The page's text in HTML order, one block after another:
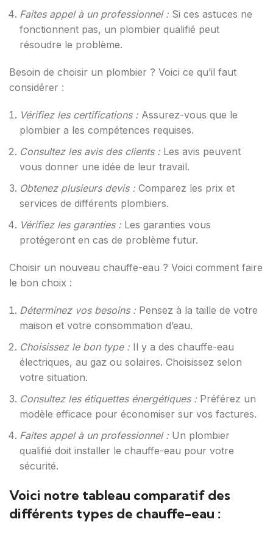
Faites appel à un professionnel : Si ces astuces ne
fonctionnent pas, un plombier qualifié peut
résoudre le problème.
Besoin de choisir un plombier ? Voici ce qu’il faut
considérer :
Vérifiez les certifications : Assurez-vous que le
plombier a les compétences requises.
Consultez les avis des clients : Les avis peuvent
vous donner une idée de leur travail.
Obtenez plusieurs devis : Comparez les prix et
services de différents plombiers.
Vérifiez les garanties : Les garanties vous
protégeront en cas de problème futur.
Choisir un nouveau chauffe-eau ? Voici comment faire
le bon choix :
Déterminez vos besoins : Pensez à la taille de votre
maison et votre consommation d’eau.
Choisissez le bon type : Il y a des chauffe-eau
électriques, au gaz ou solaires. Choisissez selon
votre situation.
Consultez les étiquettes énergétiques : Préférez un
modèle efficace pour économiser sur vos factures.
Faites appel à un professionnel : Un plombier
qualifié doit installer le chauffe-eau pour votre
sécurité.
Voici notre tableau comparatif des
différents types de chauffe-eau :